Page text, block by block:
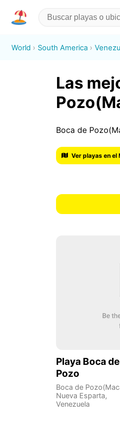
World South America
Las
Boca de
Ver playas en el
Playa Boca de
Pozo
Boca de
Nueva Esparta,
Venezuela